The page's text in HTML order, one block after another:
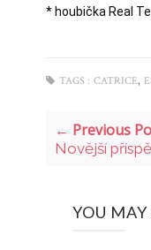
* houbička Real
TAGS : CATRICE,
← Previous
Novější
YOU